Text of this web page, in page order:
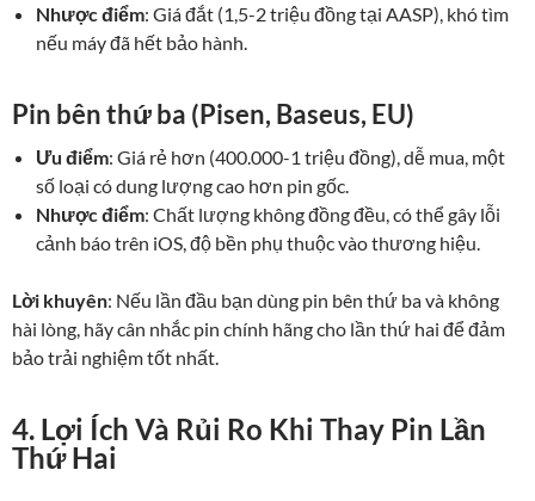
Nhược điểm: Giá đắt (1,5-2 triệu đồng tại AASP), khó tìm
nếu máy đã hết bảo hành.
Pin bên thứ ba (Pisen, Baseus, EU)
Ưu điểm: Giá rẻ hơn (400.000-1 triệu đồng), dễ mua, một
số loại có dung lượng cao hơn pin gốc.
Nhược điểm: Chất lượng không đồng đều, có thể gây lỗi
cảnh báo trên iOS, độ bền phụ thuộc vào thương hiệu.
Lời khuyên: Nếu lần đầu bạn dùng pin bên thứ ba và không
hài lòng, hãy cân nhắc pin chính hãng cho lần thứ hai để đảm
bảo trải nghiệm tốt nhất.
4. Lợi Ích Và Rủi Ro Khi Thay Pin Lần
Thứ Hai